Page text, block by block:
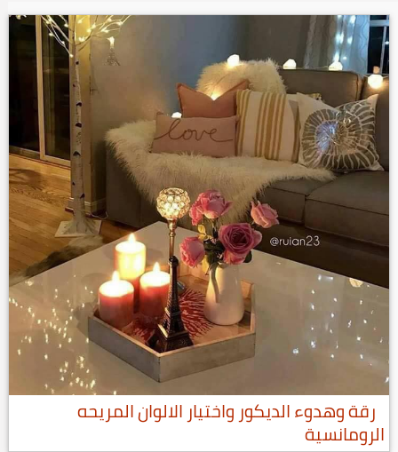
رقة وهدوء الديكور واختيار الالوان المريحه
الرومانسية